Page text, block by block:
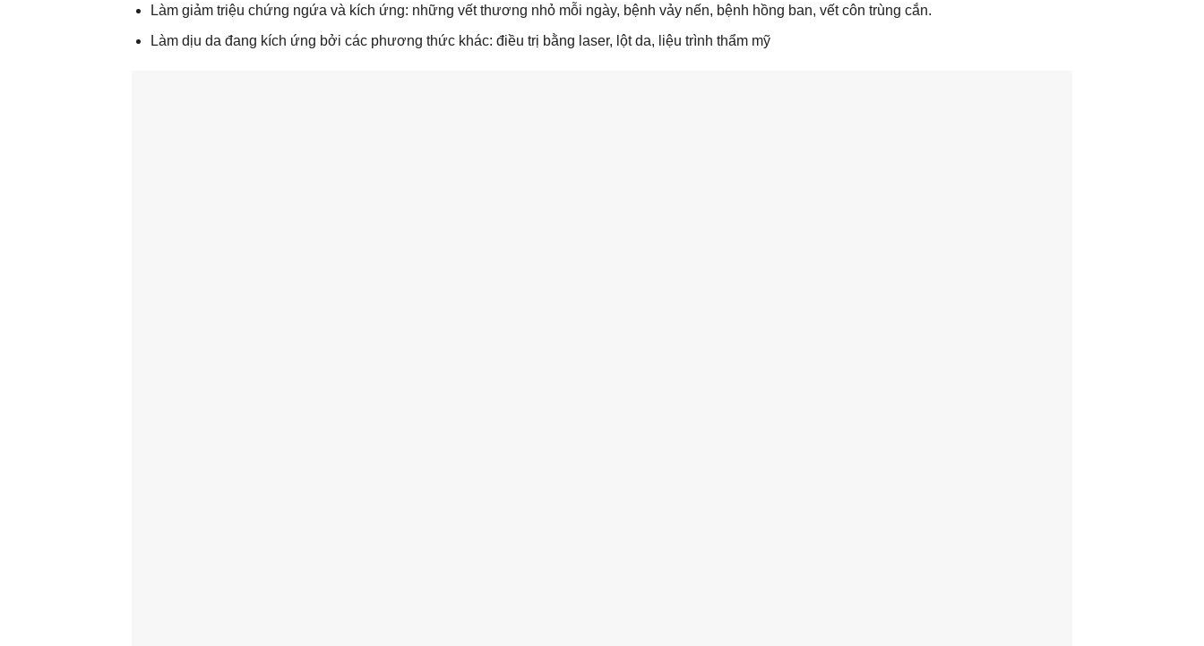
Làm giảm triệu chứng ngứa và kích ứng: những vết thương nhỏ mỗi ngày, bệnh vảy nến, bệnh hồng ban, vết côn trùng cắn.
Làm dịu da đang kích ứng bởi các phương thức khác: điều trị bằng laser, lột da, liệu trình thẩm mỹ